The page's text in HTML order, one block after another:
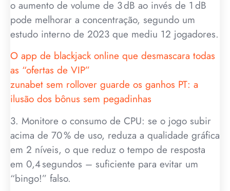
o aumento de volume de 3 dB ao invés de 1 dB
pode melhorar a concentração, segundo um
estudo interno de 2023 que mediu 12 jogadores.
O app de blackjack online que desmascara todas
as “ofertas de VIP”
zunabet sem rollover guarde os ganhos PT: a
ilusão dos bônus sem pegadinhas
3. Monitore o consumo de CPU: se o jogo subir
acima de 70 % de uso, reduza a qualidade gráfica
em 2 níveis, o que reduz o tempo de resposta
em 0,4 segundos – suficiente para evitar um
“bingo!” falso.